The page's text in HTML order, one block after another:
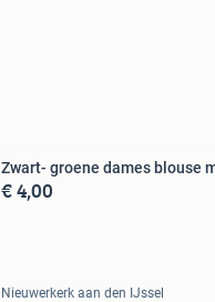
Zwart- groene dames blouse
€ 4,00
Nieuwerkerk aan den IJssel